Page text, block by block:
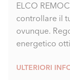
ELCO
controllare il
ovunque.
energetico
ULTERIORI